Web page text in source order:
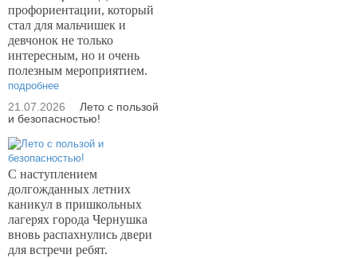
профориентации, который
стал для мальчишек и
девчонок не только
интересным, но и очень
полезным мероприятием.
подробнее
21.07.2026
Лето с пользой
и безопасностью!
С наступлением
долгожданных летних
каникул в пришкольных
лагерях города Чернушка
вновь распахнулись двери
для встречи ребят.